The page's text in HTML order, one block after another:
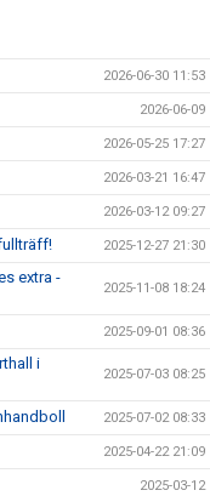
2026-06-30 11:53
2026-06-09
2026-05-25 17:27
2026-03-21 16:47
2026-03-12 09:27
2025-12-27 21:30
extra -
2025-11-08 18:24
2025-09-01 08:36
i
2025-07-03 08:25
2025-07-02 08:33
2025-04-22 21:09
2025-03-12